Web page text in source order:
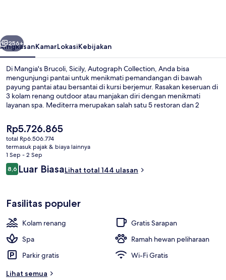
Berikutnya
256+
RingkasanKamarLokasiKebijakan
Di Mangia's Brucoli, Sicily, Autograph Collection, Anda bisa
mengunjungi pantai untuk menikmati pemandangan di bawah
payung pantai atau bersantai di kursi berjemur. Rasakan keseruan di
3 kolam renang outdoor atau manjakan diri dengan menikmati
layanan spa. Mediterra merupakan salah satu 5 restoran dan 2
berbagai fasilitas unggulan di hotel mewah ini seperti, klub anak
gratis, pusat kebugaran, dan kolam renang anak.
Harga
saat
ini
Rp5.726.865
Rp5.726.865
total Rp6.506.774
termasuk pajak & biaya lainnya
1 Sep - 2 Sep
Ulasan
8,68,6 dari 10
Luar BiasaLihat total 144 ulasan
Fasilitas populer
Kolam renang
Gratis Sarapan
Spa
Ramah hewan peliharaan
Parkir gratis
Wi-Fi Gratis
Lihat semua